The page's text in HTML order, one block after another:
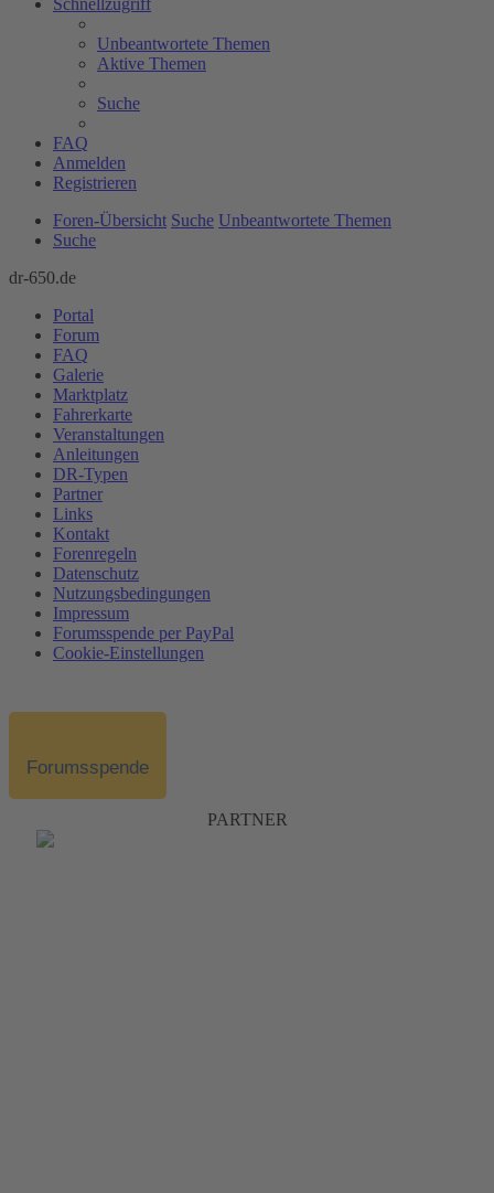
Unbeantwortete Themen
Aktive Themen
Suche
FAQ
Anmelden
Registrieren
Foren-Übersicht Suche Unbeantwortete Themen
Suche
dr-650.de
Portal
Forum
FAQ
Galerie
Marktplatz
Fahrerkarte
Veranstaltungen
Anleitungen
DR-Typen
Partner
Links
Kontakt
Forenregeln
Datenschutz
Nutzungsbedingungen
Impressum
Forumsspende per PayPal
Cookie-Einstellungen
Forumsspende
PARTNER